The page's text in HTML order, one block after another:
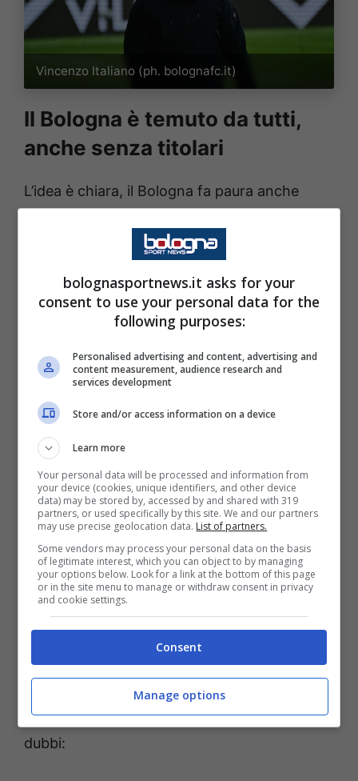
Vincenzo Italiano (ph. bolognafc.it)
Il Bologna è temuto da tutti,
anche senza titolari
L’idea è chiara, il Bologna fa paura anche
Chiunque oggi deve
giocare contro il Bologna
pensa a una cosa: che
vorrebbe evitarlo. E non
tragga in inganno il fatto
che magari qualche pedina
non è al meglio: il Bologna
ha fatto risultati anche
quando mancavano certi
cardini. E domenica ne
mancheranno…
Italiano deve restare: sarebbe
folle andarsene
Sulfuturodell’allenatore, Pagliuca non ha
dubbi:
bolognasportnews.it asks for your
consent to use your personal data for the
following purposes:
Personalised advertising and content, advertising and
content measurement, audience research and
services development
Store and/or access information on a device
Learn more
Your personal data will be processed and information from
your device (cookies, unique identifiers, and other device
data) may be stored by, accessed by and shared with 319
partners, or used specifically by this site. We and our partners
may use precise geolocation data. List of partners.
Some vendors may process your personal data on the basis
of legitimate interest, which you can object to by managing
your options below. Look for a link at the bottom of this page
or in the site menu to manage or withdraw consent in privacy
and cookie settings.
Consent
Manage options